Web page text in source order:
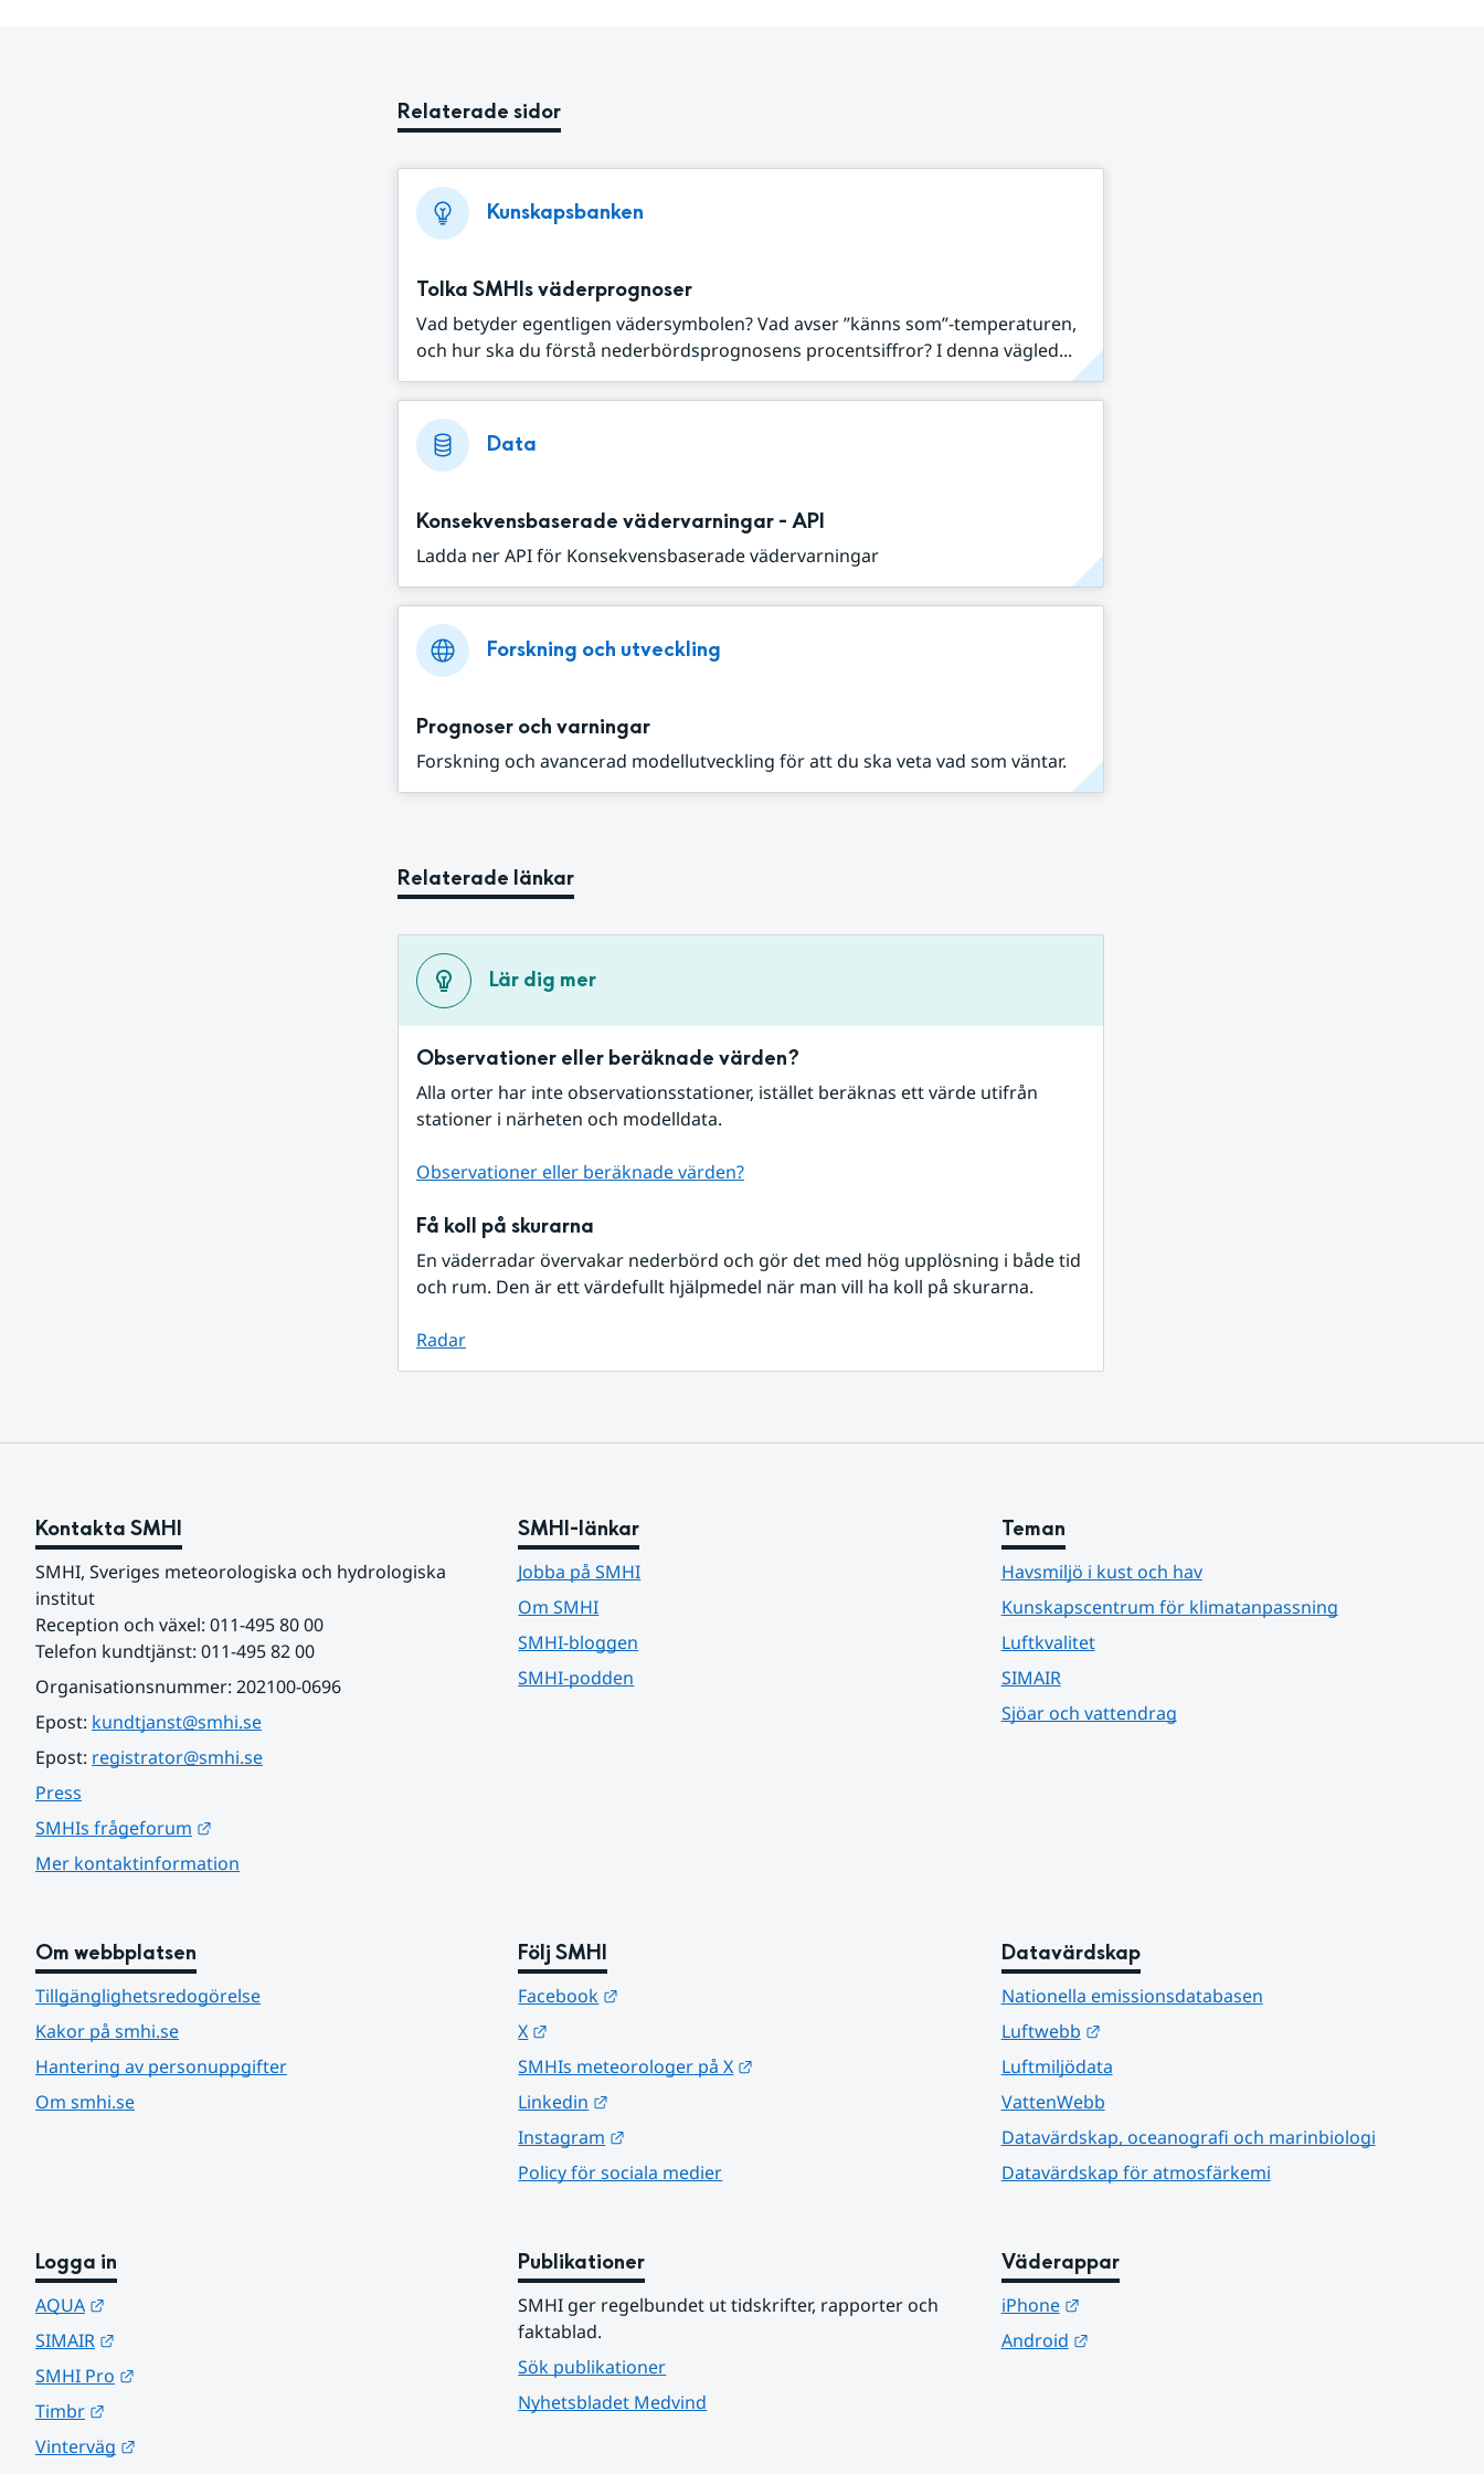
Relaterade sidor
Kunskapsbanken
Tolka SMHIs väderprognoser
Vad betyder egentligen vädersymbolen? Vad avser ”känns som”-temperaturen,
och hur ska du förstå nederbördsprognosens procentsiffror? I denna vägled...
Data
Konsekvensbaserade vädervarningar - API
Ladda ner API för Konsekvensbaserade vädervarningar
Forskning och utveckling
Prognoser och varningar
Forskning och avancerad modellutveckling för att du ska veta vad som väntar.
Relaterade länkar
Lär dig mer
Observationer eller beräknade värden?
Alla orter har inte observationsstationer, istället beräknas ett värde utifrån
stationer i närheten och modelldata.
Observationer eller beräknade värden?
Få koll på skurarna
En väderradar övervakar nederbörd och gör det med hög upplösning i både tid
och rum. Den är ett värdefullt hjälpmedel när man vill ha koll på skurarna.
Radar
Kontakta SMHI
SMHI, Sveriges meteorologiska och hydrologiska
institut
Reception och växel: 011-495 80 00
Telefon kundtjänst: 011-495 82 00
Organisationsnummer: 202100-0696
Epost: kundtjanst@smhi.se
Epost: registrator@smhi.se
Press
SMHIs frågeforum
Mer kontaktinformation
SMHI-länkar
Jobba på SMHI
Om SMHI
SMHI-bloggen
SMHI-podden
Teman
Havsmiljö i kust och hav
Kunskapscentrum för klimatanpassning
Luftkvalitet
SIMAIR
Sjöar och vattendrag
Om webbplatsen
Tillgänglighetsredogörelse
Kakor på smhi.se
Hantering av personuppgifter
Om smhi.se
Följ SMHI
Facebook
X
SMHIs meteorologer på X
Linkedin
Instagram
Policy för sociala medier
Datavärdskap
Nationella emissionsdatabasen
Luftwebb
Länk till annan webbplats.
Luftmiljödata
VattenWebb
Datavärdskap, oceanografi och marinbiologi
Datavärdskap för atmosfärkemi
Logga in
AQUA
SIMAIR
SMHI Pro
Timbr
Vinterväg
Publikationer
SMHI ger regelbundet ut tidskrifter, rapporter och
faktablad.
Sök publikationer
Nyhetsbladet Medvind
Väderappar
iPhone
Länk till annan webbplats.
Android
Länk till annan webbplats.